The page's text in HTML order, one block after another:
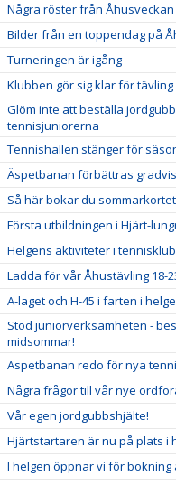
Några röster från
Bilder från en toppendag på
Turneringen är igång
Klubben gör sig klar för tävling
Glöm inte att beställa
tennisjuniorerna
Tennishallen stänger för
Äspetbanan förbättras gradvis
Så här bokar du sommarkortet
Första utbildningen i Hjärt-
Helgens aktiviteter i
Ladda för vår Åhustävling 18-
A-laget och H-45 i farten i
Stöd juniorverksamheten -
midsommar!
Äspetbanan redo för nya
Några frågor till vår nye
Vår egen jordgubbshjälte!
Hjärtstartaren är nu på plats i
I helgen öppnar vi för